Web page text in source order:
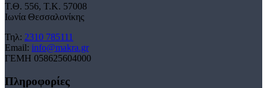
Τ.Θ. 556, Τ.Κ. 57008
Ιωνία Θεσσαλονίκης
Τηλ: 2310 785111
Email: info@makra.gr
ΓΕΜΗ 058625604000
Πληροφορίες